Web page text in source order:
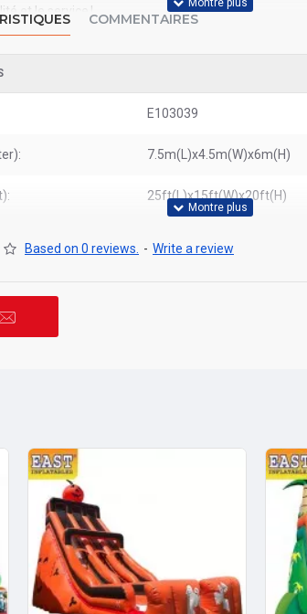
et le service !COMMENTAIRES
E103039
7.5m(L)x4.5m(W)x6m(H)
25ft(L)x15ft(W)x20ft(H)
Based on 0 reviews. - Write a review